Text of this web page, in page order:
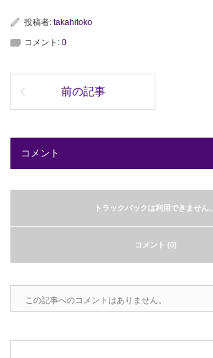
投稿者: takahitoko
コメント: 0
前の記事
コメント
トラックバックは利用できません。
コメント (0)
この記事へのコメントはありません。